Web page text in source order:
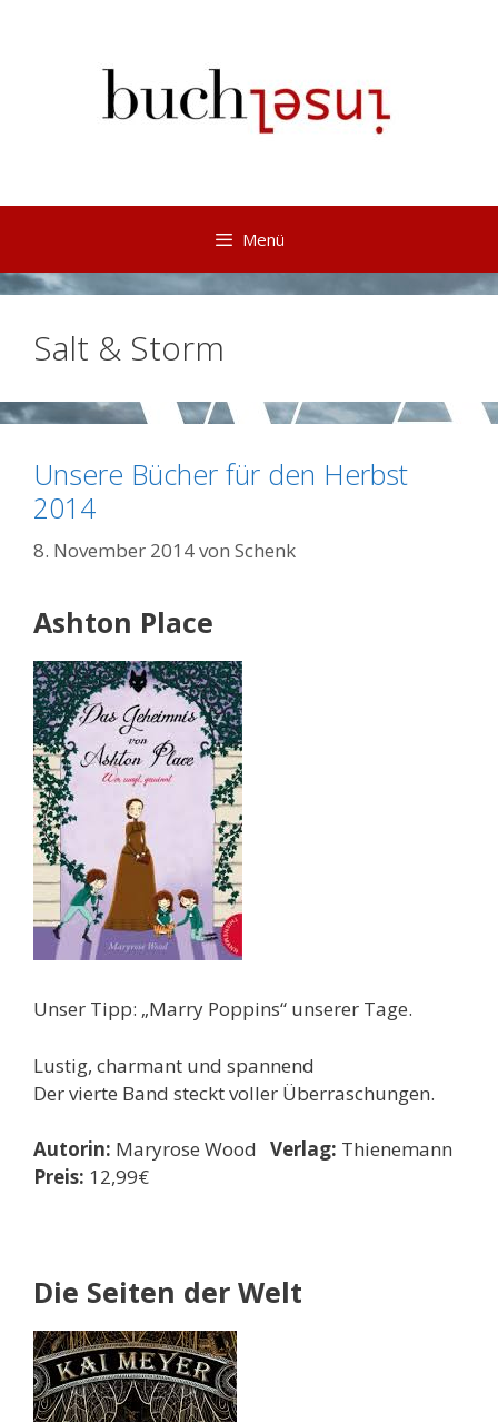
Menü
Salt & Storm
Unsere Bücher für den Herbst
2014
8. November 2014von Schenk
Ashton Place
Unser Tipp: „Marry Poppins“ unserer Tage.
Lustig, charmant und spannend
Der vierte Band steckt voller Überraschungen.
Autorin: Maryrose Wood Verlag: Thienemann
Preis: 12,99€
Die Seiten der Welt